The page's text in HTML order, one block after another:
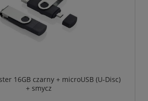
16GB czarny + microUSB (U-Disc)
+ smycz